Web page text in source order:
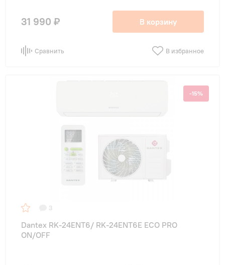
31 990 ₽ В корзину
Сравнить В избранное
-15%
3
Dantex RK-24ENT6/ RK-24ENT6E ECO PRO
ON/OFF